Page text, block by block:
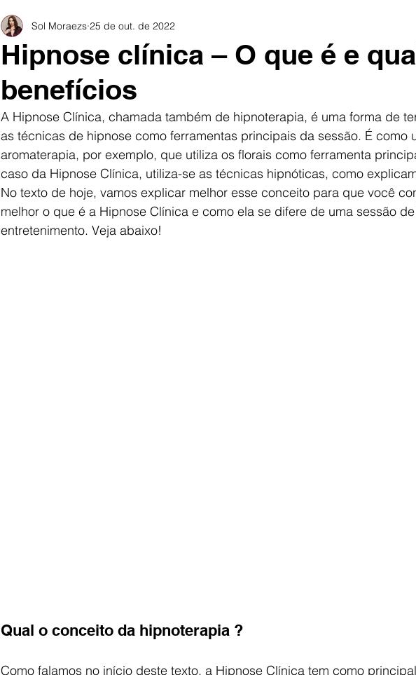
Hipnose clínica – O que é e
benefícios
Sol Moraezs 25 de out. de 2022
A Hipnose Clínica, chamada também de hipnoterapia, é uma forma de
as técnicas de hipnose como ferramentas principais da sessão. É como
aromaterapia, por exemplo, que utiliza os florais como ferramenta
caso da Hipnose Clínica, utiliza-se as técnicas hipnóticas, como
No texto de hoje, vamos explicar melhor esse conceito para que você
melhor o que é a Hipnose Clínica e como ela se difere de uma sessão
entretenimento. Veja abaixo!
Qual o conceito da hipnoterapia ?
Como falamos no início deste texto, a Hipnose Clínica tem como